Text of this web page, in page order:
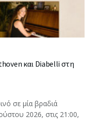
και Diabelli στη
σε μία βραδιά
2026, στις 21:00,